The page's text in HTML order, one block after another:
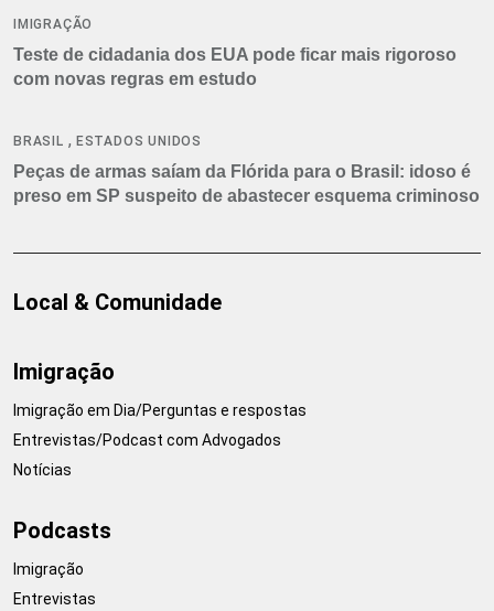
IMIGRAÇÃO
Teste de cidadania dos EUA pode ficar mais rigoroso
com novas regras em estudo
BRASIL , ESTADOS UNIDOS
Peças de armas saíam da Flórida para o Brasil: idoso é
preso em SP suspeito de abastecer esquema criminoso
Local & Comunidade
Imigração
Imigração em Dia/Perguntas e respostas
Entrevistas/Podcast com Advogados
Notícias
Podcasts
Imigração
Entrevistas